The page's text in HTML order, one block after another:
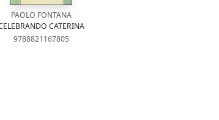
PAOLO FONTANA
CATERINA
9788821167805